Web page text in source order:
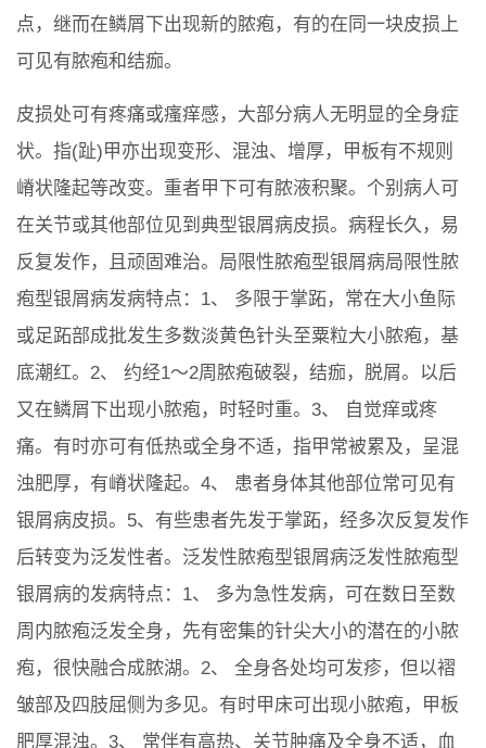
点，继而在鳞屑下出现新的脓疱，有的在同一块皮损上
可见有脓疱和结痂。
皮损处可有疼痛或瘙痒感，大部分病人无明显的全身症
状。指(趾)甲亦出现变形、混浊、增厚，甲板有不规则
嵴状隆起等改变。重者甲下可有脓液积聚。个别病人可
在关节或其他部位见到典型银屑病皮损。病程长久，易
反复发作，且顽固难治。局限性脓疱型银屑病局限性脓
疱型银屑病发病特点：1、 多限于掌跖，常在大小鱼际
或足跖部成批发生多数淡黄色针头至粟粒大小脓疱，基
底潮红。2、 约经1～2周脓疱破裂，结痂，脱屑。以后
又在鳞屑下出现小脓疱，时轻时重。3、 自觉痒或疼
痛。有时亦可有低热或全身不适，指甲常被累及，呈混
浊肥厚，有嵴状隆起。4、 患者身体其他部位常可见有
银屑病皮损。5、有些患者先发于掌跖，经多次反复发作
后转变为泛发性者。泛发性脓疱型银屑病泛发性脓疱型
银屑病的发病特点：1、 多为急性发病，可在数日至数
周内脓疱泛发全身，先有密集的针尖大小的潜在的小脓
疱，很快融合成脓湖。2、 全身各处均可发疹，但以褶
皱部及四肢屈侧为多见。有时甲床可出现小脓疱，甲板
肥厚混浊。3、 常伴有高热、关节肿痛及全身不适，血